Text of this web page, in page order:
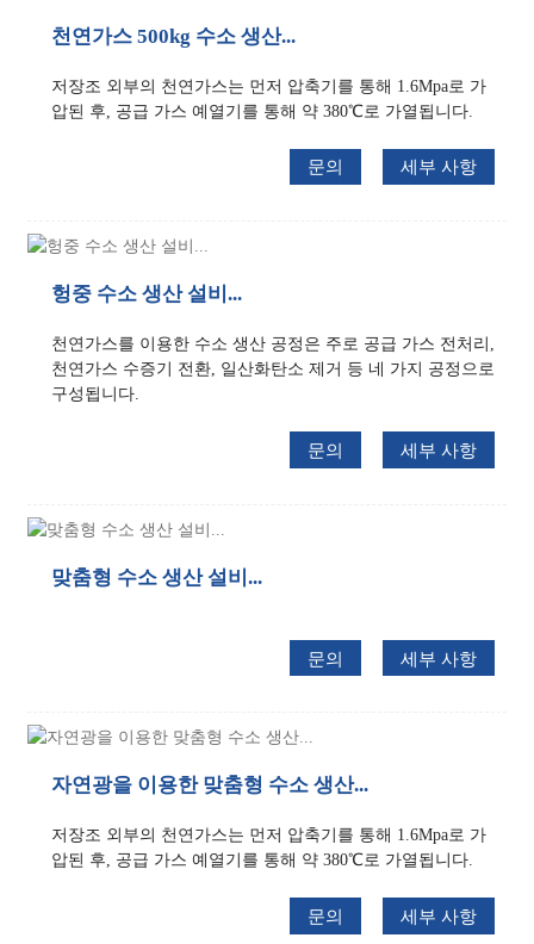
천연가스 500kg 수소 생산...
저장조 외부의 천연가스는 먼저 압축기를 통해 1.6Mpa로 가
압된 후, 공급 가스 예열기를 통해 약 380℃로 가열됩니다.
문의 세부 사항
헝중 수소 생산 설비...
천연가스를 이용한 수소 생산 공정은 주로 공급 가스 전처리,
천연가스 수증기 전환, 일산화탄소 제거 등 네 가지 공정으로
구성됩니다.
문의 세부 사항
맞춤형 수소 생산 설비...
문의 세부 사항
자연광을 이용한 맞춤형 수소 생산...
저장조 외부의 천연가스는 먼저 압축기를 통해 1.6Mpa로 가
압된 후, 공급 가스 예열기를 통해 약 380℃로 가열됩니다.
문의 세부 사항